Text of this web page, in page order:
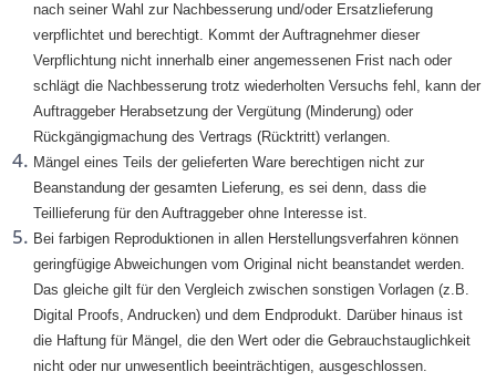
nach seiner Wahl zur Nachbesserung und/oder Ersatzlieferung
verpflichtet und berechtigt. Kommt der Auftragnehmer dieser
Verpflichtung nicht innerhalb einer angemessenen Frist nach oder
schlägt die Nachbesserung trotz wiederholten Versuchs fehl, kann der
Auftraggeber Herabsetzung der Vergütung (Minderung) oder
Rückgängigmachung des Vertrags (Rücktritt) verlangen.
Mängel eines Teils der gelieferten Ware berechtigen nicht zur
Beanstandung der gesamten Lieferung, es sei denn, dass die
Teillieferung für den Auftraggeber ohne Interesse ist.
Bei farbigen Reproduktionen in allen Herstellungsverfahren können
geringfügige Abweichungen vom Original nicht beanstandet werden.
Das gleiche gilt für den Vergleich zwischen sonstigen Vorlagen (z.B.
Digital Proofs, Andrucken) und dem Endprodukt. Darüber hinaus ist
die Haftung für Mängel, die den Wert oder die Gebrauchstauglichkeit
nicht oder nur unwesentlich beeinträchtigen, ausgeschlossen.